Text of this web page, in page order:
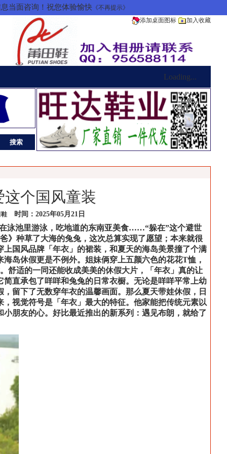
当面咨询！祝您体验愉快《不再提示》
添加桌面图标
加入收藏
Loading...
个国风童装
时间：2025年05月21日
泳池里游泳，吃地道的东南亚美食……“躲在”这个避世
》种草了大海的兔兔，这次总算实现了愿望；本来就很
国风品牌「年衣」的裙装，和夏天的海岛美景撞了个满
岛休假更是不例外。姐妹俩穿上五颜六色的花花T恤，
舒适的一同还能收成美美的休假大片，「年衣」真的让
直承包了咩咩和兔兔的日常衣橱。无论是咩咩平常上幼
留下了无数穿年衣的温馨画面。那么夏天带娃休假，日
视觉符号是「年衣」最大的特征。他家能把传统元素以
朋友的心。好比最近推出的新系列：遇见布朗，就给了